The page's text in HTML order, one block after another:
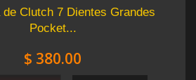
de Clutch 7 Dientes Grandes
Pocket...
$ 380.00